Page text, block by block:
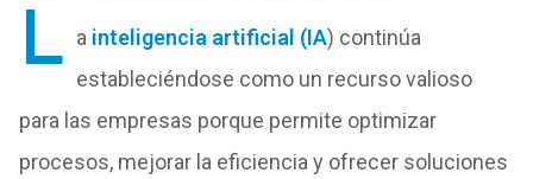
L a inteligencia artificial (IA) continúa
estableciéndose como un recurso valioso
para las empresas porque permite optimizar
procesos, mejorar la eficiencia y ofrecer soluciones